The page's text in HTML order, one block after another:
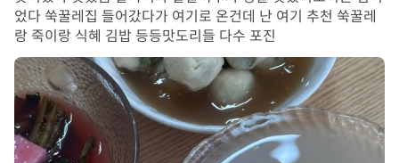
었다 쑥꿀레집 들어갔다가 여기로 온건데 난 여기 추천 쑥꿀레
랑 죽이랑 식혜 김밥 등등맛도리들 다수 포진